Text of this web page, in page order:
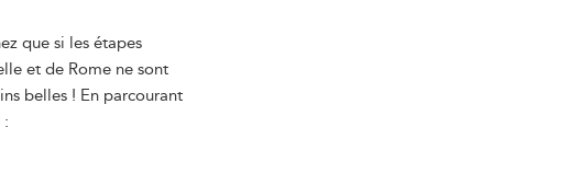
que si les étapes
et de Rome ne sont
belles ! En parcourant